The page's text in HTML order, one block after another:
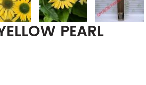
PEARL